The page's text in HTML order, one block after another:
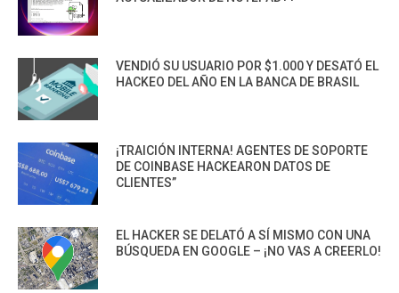
VENDIÓ SU USUARIO POR $1.000 Y DESATÓ EL
HACKEO DEL AÑO EN LA BANCA DE BRASIL
¡TRAICIÓN INTERNA! AGENTES DE SOPORTE
DE COINBASE HACKEARON DATOS DE
CLIENTES”
EL HACKER SE DELATÓ A SÍ MISMO CON UNA
BÚSQUEDA EN GOOGLE – ¡NO VAS A CREERLO!